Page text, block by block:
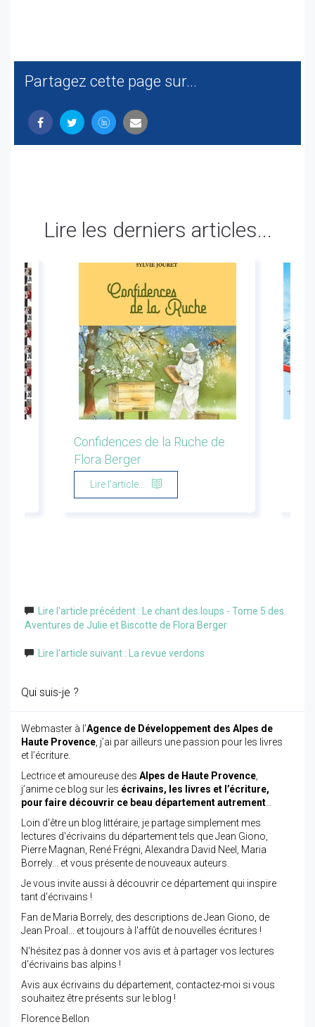
Partagez cette page sur...
Lire les derniers articles...
Confidences de la Ruche de
Flora Berger
Lire l'article...
Lire l'article précédent : Le chant des loups - Tome 5 des
Aventures de Julie et Biscotte de Flora Berger
Lire l'article suivant : La revue verdons
Qui suis-je ?
Webmaster à l’Agence de Développement des Alpes de
Haute Provence , j’ai par ailleurs une passion pour les livres
et l’écriture.
Lectrice et amoureuse des Alpes de Haute Provence
j’anime ce blog sur les écrivains, les livres et l’écriture,
pour faire découvrir ce beau département autrement
Loin d'être un blog littéraire, je partage simplement mes
lectures d'écrivains du département tels que Jean Giono,
Pierre Magnan, René Frégni, Alexandra David Neel, Maria
Borrely... et vous présente de nouveaux auteurs.
Je vous invite aussi à découvrir ce département qui inspire
tant d'écrivains !
Fan de Maria Borrely, des descriptions de Jean Giono, de
Jean Proal... et toujours à l'affût de nouvelles écritures !
N'hésitez pas à donner vos avis et à partager vos lectures
d'écrivains bas alpins !
Avis aux écrivains du département, contactez-moi si vous
souhaitez être présents sur le blog !
Florence Bellon